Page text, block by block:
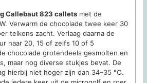
g Callebaut 823 callets met de
Verwarm de chocolade twee keer 30
telkens zacht. Verlaag daarna de
naar 20, 15 of zelfs 10 of 5
chocolade grotendeels gesmolten en
maar nog diverse stukjes bevat. De
hierbij niet hoger zijn dan 34–35 °C.